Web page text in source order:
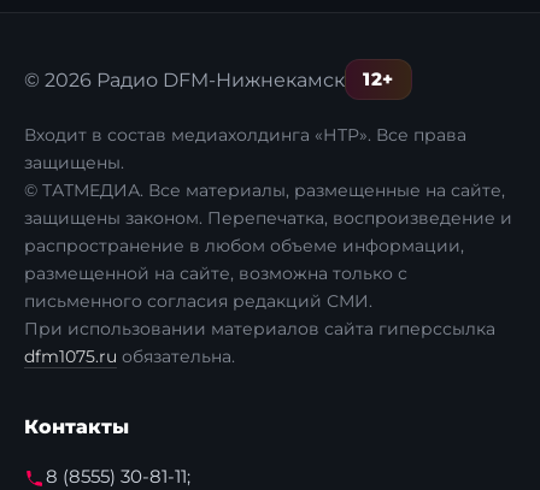
© 2026 Радио DFM-Нижнекамск 12+
Входит в состав медиахолдинга «НТР». Все права
защищены.
© ТАТМЕДИА. Все материалы, размещенные на сайте,
защищены законом. Перепечатка, воспроизведение и
распространение в любом объеме информации,
размещенной на сайте, возможна только с
письменного согласия редакций СМИ.
При использовании материалов сайта гиперссылка
dfm1075.ru обязательна.
Контакты
8 (8555) 30-81-11;